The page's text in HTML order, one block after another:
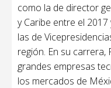
como la de director
y Caribe entre el
las de
región. En su carrera,
grandes empresas
los mercados de